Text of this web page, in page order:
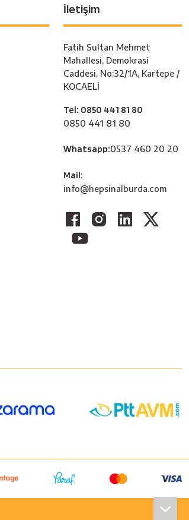
İletişim
Fatih Sultan Mehmet
Mahallesi, Demokrasi
Caddesi, No:32/1A, Kartepe /
KOCAELİ
Tel: 0850 441 81 80
0850 441 81 80
Whatsapp:0537 460 20 20
Mail:
info@hepsinalburda.com